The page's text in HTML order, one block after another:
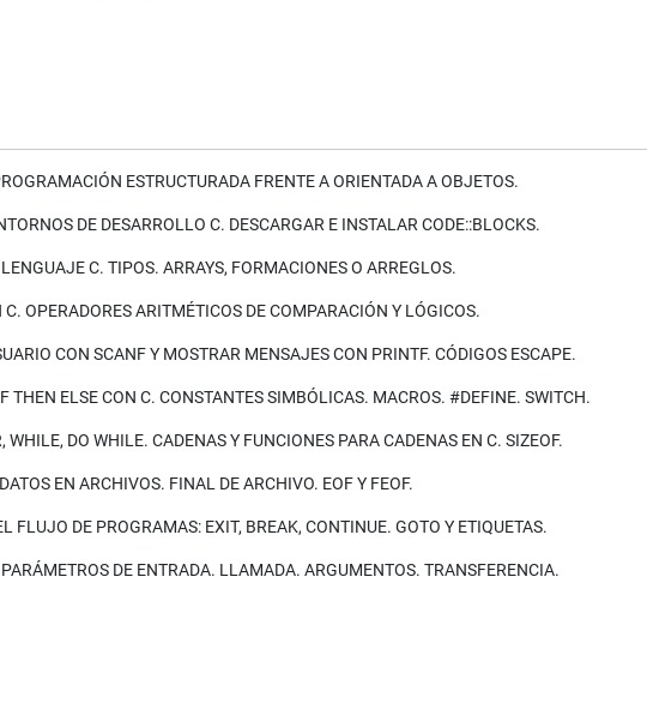
ESTRUCTURADA FRENTE A ORIENTADA A OBJETOS.
DE DESARROLLO C. DESCARGAR E INSTALAR CODE::BLOCKS.
C. TIPOS. ARRAYS, FORMACIONES O ARREGLOS.
OPERADORES ARITMÉTICOS DE COMPARACIÓN Y LÓGICOS.
CON SCANF Y MOSTRAR MENSAJES CON PRINTF. CÓDIGOS ESCAPE.
THEN ELSE CON C. CONSTANTES SIMBÓLICAS. MACROS. #DEFINE. SWITCH.
WHILE, DO WHILE. CADENAS Y FUNCIONES PARA CADENAS EN C. SIZEOF.
EN ARCHIVOS. FINAL DE ARCHIVO. EOF Y FEOF.
FLUJO DE PROGRAMAS: EXIT, BREAK, CONTINUE. GOTO Y ETIQUETAS.
DE ENTRADA. LLAMADA. ARGUMENTOS. TRANSFERENCIA.